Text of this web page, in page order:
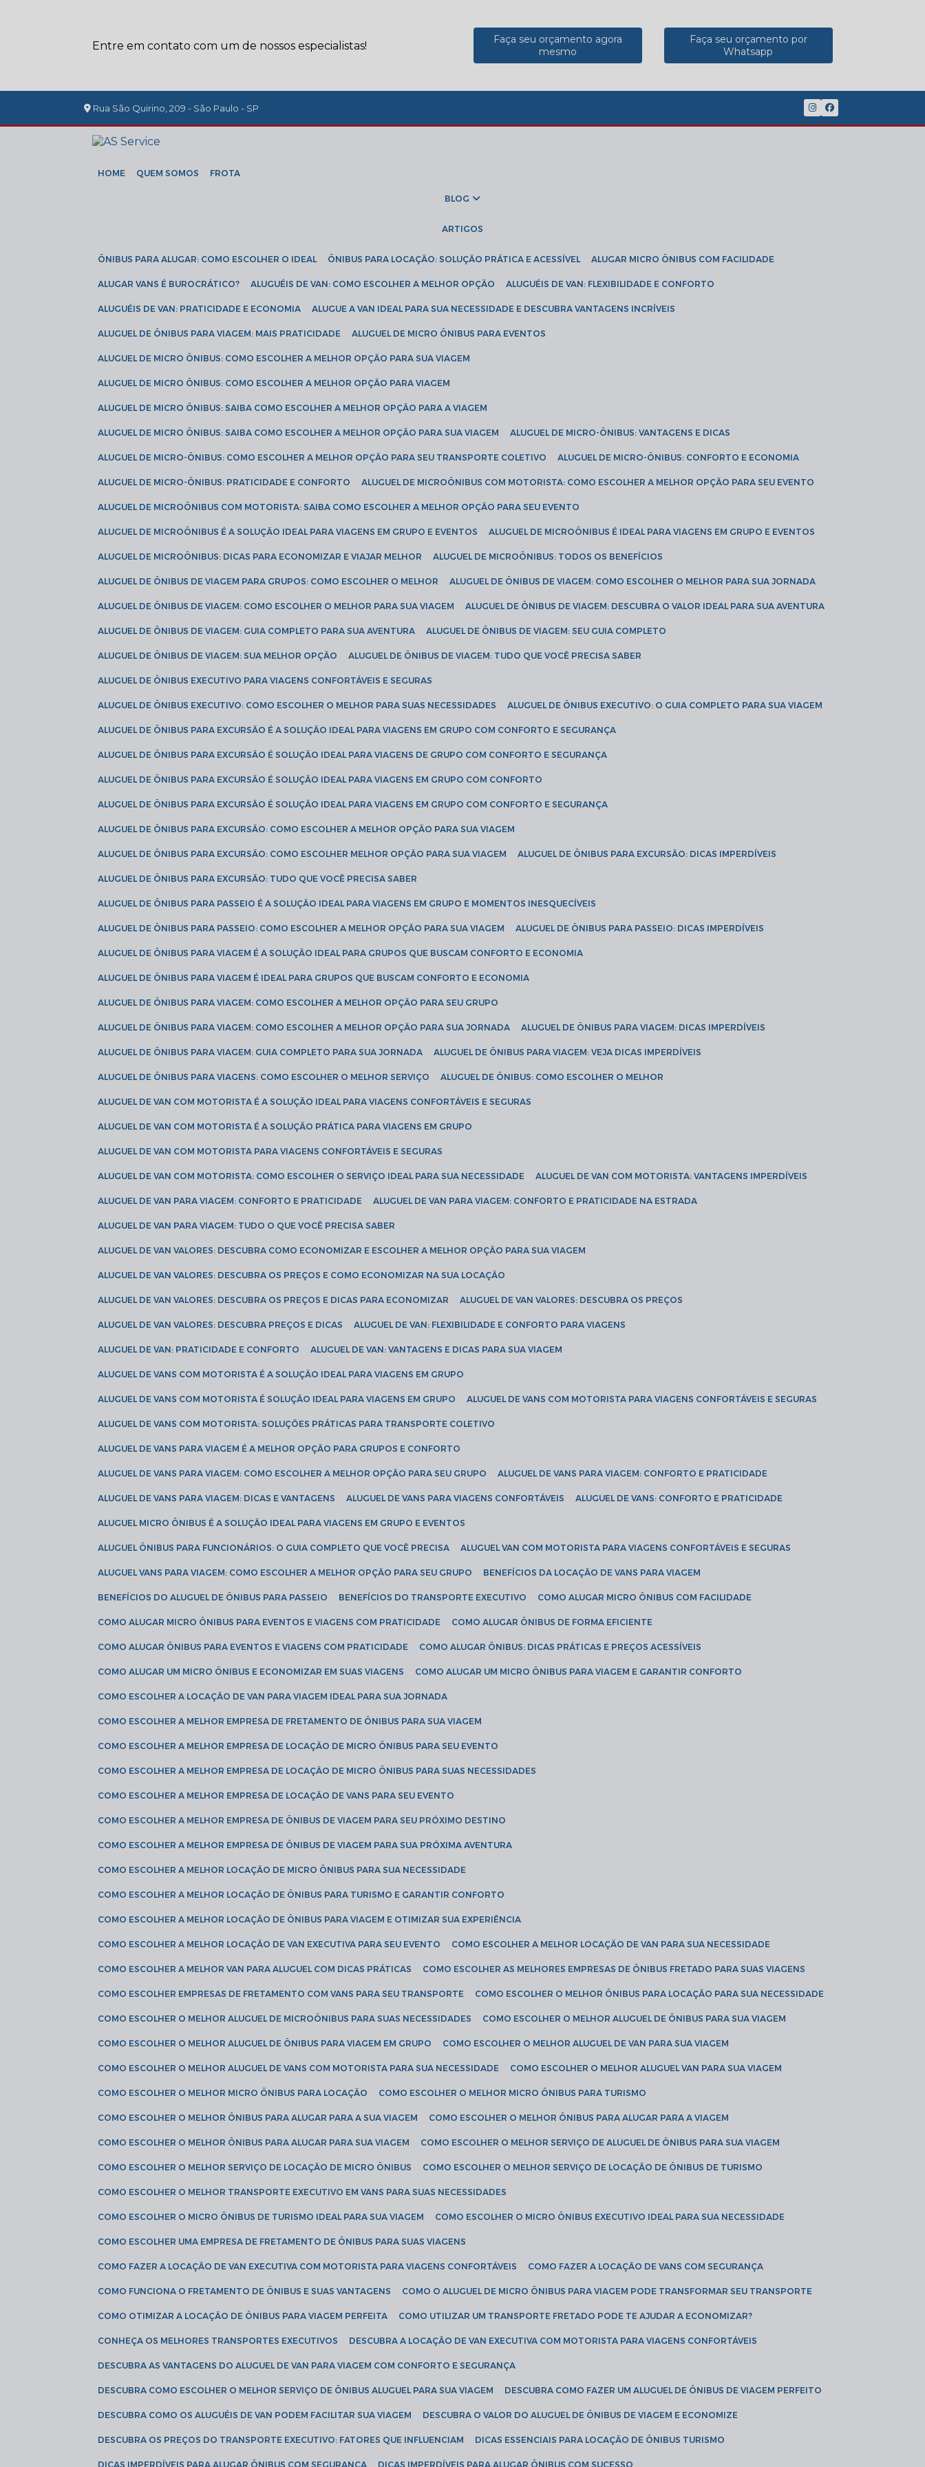
Entre em contato com um de nossos especialistas!
Faça seu orçamento agora
mesmo
Faça seu orçamento por
Whatsapp
Rua São Quirino, 209 - São Paulo - SP
HOME QUEM SOMOS FROTA
BLOG
ARTIGOS
ÔNIBUS PARA ALUGAR: COMO ESCOLHER O IDEAL ÔNIBUS PARA LOCAÇÃO: SOLUÇÃO PRÁTICA E ACESSÍVEL ALUGAR MICRO ÔNIBUS COM FACILIDADE
ALUGAR VANS É BUROCRÁTICO? ALUGUÉIS DE VAN: COMO ESCOLHER A MELHOR OPÇÃO ALUGUÉIS DE VAN: FLEXIBILIDADE E CONFORTO
ALUGUÉIS DE VAN: PRATICIDADE E ECONOMIA ALUGUE A VAN IDEAL PARA SUA NECESSIDADE E DESCUBRA VANTAGENS INCRÍVEIS
ALUGUEL DE ÔNIBUS PARA VIAGEM: MAIS PRATICIDADE ALUGUEL DE MICRO ÔNIBUS PARA EVENTOS
ALUGUEL DE MICRO ÔNIBUS: COMO ESCOLHER A MELHOR OPÇÃO PARA SUA VIAGEM
ALUGUEL DE MICRO ÔNIBUS: COMO ESCOLHER A MELHOR OPÇÃO PARA VIAGEM
ALUGUEL DE MICRO ÔNIBUS: SAIBA COMO ESCOLHER A MELHOR OPÇÃO PARA A VIAGEM
ALUGUEL DE MICRO ÔNIBUS: SAIBA COMO ESCOLHER A MELHOR OPÇÃO PARA SUA VIAGEM ALUGUEL DE MICRO-ÔNIBUS: VANTAGENS E DICAS
ALUGUEL DE MICRO-ÔNIBUS: COMO ESCOLHER A MELHOR OPÇÃO PARA SEU TRANSPORTE COLETIVO ALUGUEL DE MICRO-ÔNIBUS: CONFORTO E ECONOMIA
ALUGUEL DE MICRO-ÔNIBUS: PRATICIDADE E CONFORTO ALUGUEL DE MICROÔNIBUS COM MOTORISTA: COMO ESCOLHER A MELHOR OPÇÃO PARA SEU EVENTO
ALUGUEL DE MICROÔNIBUS COM MOTORISTA: SAIBA COMO ESCOLHER A MELHOR OPÇÃO PARA SEU EVENTO
ALUGUEL DE MICROÔNIBUS É A SOLUÇÃO IDEAL PARA VIAGENS EM GRUPO E EVENTOS ALUGUEL DE MICROÔNIBUS É IDEAL PARA VIAGENS EM GRUPO E EVENTOS
ALUGUEL DE MICROÔNIBUS: DICAS PARA ECONOMIZAR E VIAJAR MELHOR ALUGUEL DE MICROÔNIBUS: TODOS OS BENEFÍCIOS
ALUGUEL DE ÔNIBUS DE VIAGEM PARA GRUPOS: COMO ESCOLHER O MELHOR ALUGUEL DE ÔNIBUS DE VIAGEM: COMO ESCOLHER O MELHOR PARA SUA JORNADA
ALUGUEL DE ÔNIBUS DE VIAGEM: COMO ESCOLHER O MELHOR PARA SUA VIAGEM ALUGUEL DE ÔNIBUS DE VIAGEM: DESCUBRA O VALOR IDEAL PARA SUA AVENTURA
ALUGUEL DE ÔNIBUS DE VIAGEM: GUIA COMPLETO PARA SUA AVENTURA ALUGUEL DE ÔNIBUS DE VIAGEM: SEU GUIA COMPLETO
ALUGUEL DE ÔNIBUS DE VIAGEM: SUA MELHOR OPÇÃO ALUGUEL DE ÔNIBUS DE VIAGEM: TUDO QUE VOCÊ PRECISA SABER
ALUGUEL DE ÔNIBUS EXECUTIVO PARA VIAGENS CONFORTÁVEIS E SEGURAS
ALUGUEL DE ÔNIBUS EXECUTIVO: COMO ESCOLHER O MELHOR PARA SUAS NECESSIDADES ALUGUEL DE ÔNIBUS EXECUTIVO: O GUIA COMPLETO PARA SUA VIAGEM
ALUGUEL DE ÔNIBUS PARA EXCURSÃO É A SOLUÇÃO IDEAL PARA VIAGENS EM GRUPO COM CONFORTO E SEGURANÇA
ALUGUEL DE ÔNIBUS PARA EXCURSÃO É SOLUÇÃO IDEAL PARA VIAGENS DE GRUPO COM CONFORTO E SEGURANÇA
ALUGUEL DE ÔNIBUS PARA EXCURSÃO É SOLUÇÃO IDEAL PARA VIAGENS EM GRUPO COM CONFORTO
ALUGUEL DE ÔNIBUS PARA EXCURSÃO É SOLUÇÃO IDEAL PARA VIAGENS EM GRUPO COM CONFORTO E SEGURANÇA
ALUGUEL DE ÔNIBUS PARA EXCURSÃO: COMO ESCOLHER A MELHOR OPÇÃO PARA SUA VIAGEM
ALUGUEL DE ÔNIBUS PARA EXCURSÃO: COMO ESCOLHER MELHOR OPÇÃO PARA SUA VIAGEM ALUGUEL DE ÔNIBUS PARA EXCURSÃO: DICAS IMPERDÍVEIS
ALUGUEL DE ÔNIBUS PARA EXCURSÃO: TUDO QUE VOCÊ PRECISA SABER
ALUGUEL DE ÔNIBUS PARA PASSEIO É A SOLUÇÃO IDEAL PARA VIAGENS EM GRUPO E MOMENTOS INESQUECÍVEIS
ALUGUEL DE ÔNIBUS PARA PASSEIO: COMO ESCOLHER A MELHOR OPÇÃO PARA SUA VIAGEM ALUGUEL DE ÔNIBUS PARA PASSEIO: DICAS IMPERDÍVEIS
ALUGUEL DE ÔNIBUS PARA VIAGEM É A SOLUÇÃO IDEAL PARA GRUPOS QUE BUSCAM CONFORTO E ECONOMIA
ALUGUEL DE ÔNIBUS PARA VIAGEM É IDEAL PARA GRUPOS QUE BUSCAM CONFORTO E ECONOMIA
ALUGUEL DE ÔNIBUS PARA VIAGEM: COMO ESCOLHER A MELHOR OPÇÃO PARA SEU GRUPO
ALUGUEL DE ÔNIBUS PARA VIAGEM: COMO ESCOLHER A MELHOR OPÇÃO PARA SUA JORNADA ALUGUEL DE ÔNIBUS PARA VIAGEM: DICAS IMPERDÍVEIS
ALUGUEL DE ÔNIBUS PARA VIAGEM: GUIA COMPLETO PARA SUA JORNADA ALUGUEL DE ÔNIBUS PARA VIAGEM: VEJA DICAS IMPERDÍVEIS
ALUGUEL DE ÔNIBUS PARA VIAGENS: COMO ESCOLHER O MELHOR SERVIÇO ALUGUEL DE ÔNIBUS: COMO ESCOLHER O MELHOR
ALUGUEL DE VAN COM MOTORISTA É A SOLUÇÃO IDEAL PARA VIAGENS CONFORTÁVEIS E SEGURAS
ALUGUEL DE VAN COM MOTORISTA É A SOLUÇÃO PRÁTICA PARA VIAGENS EM GRUPO
ALUGUEL DE VAN COM MOTORISTA PARA VIAGENS CONFORTÁVEIS E SEGURAS
ALUGUEL DE VAN COM MOTORISTA: COMO ESCOLHER O SERVIÇO IDEAL PARA SUA NECESSIDADE ALUGUEL DE VAN COM MOTORISTA: VANTAGENS IMPERDÍVEIS
ALUGUEL DE VAN PARA VIAGEM: CONFORTO E PRATICIDADE ALUGUEL DE VAN PARA VIAGEM: CONFORTO E PRATICIDADE NA ESTRADA
ALUGUEL DE VAN PARA VIAGEM: TUDO O QUE VOCÊ PRECISA SABER
ALUGUEL DE VAN VALORES: DESCUBRA COMO ECONOMIZAR E ESCOLHER A MELHOR OPÇÃO PARA SUA VIAGEM
ALUGUEL DE VAN VALORES: DESCUBRA OS PREÇOS E COMO ECONOMIZAR NA SUA LOCAÇÃO
ALUGUEL DE VAN VALORES: DESCUBRA OS PREÇOS E DICAS PARA ECONOMIZAR ALUGUEL DE VAN VALORES: DESCUBRA OS PREÇOS
ALUGUEL DE VAN VALORES: DESCUBRA PREÇOS E DICAS ALUGUEL DE VAN: FLEXIBILIDADE E CONFORTO PARA VIAGENS
ALUGUEL DE VAN: PRATICIDADE E CONFORTO ALUGUEL DE VAN: VANTAGENS E DICAS PARA SUA VIAGEM
ALUGUEL DE VANS COM MOTORISTA É A SOLUÇÃO IDEAL PARA VIAGENS EM GRUPO
ALUGUEL DE VANS COM MOTORISTA É SOLUÇÃO IDEAL PARA VIAGENS EM GRUPO ALUGUEL DE VANS COM MOTORISTA PARA VIAGENS CONFORTÁVEIS E SEGURAS
ALUGUEL DE VANS COM MOTORISTA: SOLUÇÕES PRÁTICAS PARA TRANSPORTE COLETIVO
ALUGUEL DE VANS PARA VIAGEM É A MELHOR OPÇÃO PARA GRUPOS E CONFORTO
ALUGUEL DE VANS PARA VIAGEM: COMO ESCOLHER A MELHOR OPÇÃO PARA SEU GRUPO ALUGUEL DE VANS PARA VIAGEM: CONFORTO E PRATICIDADE
ALUGUEL DE VANS PARA VIAGEM: DICAS E VANTAGENS ALUGUEL DE VANS PARA VIAGENS CONFORTÁVEIS ALUGUEL DE VANS: CONFORTO E PRATICIDADE
ALUGUEL MICRO ÔNIBUS É A SOLUÇÃO IDEAL PARA VIAGENS EM GRUPO E EVENTOS
ALUGUEL ÔNIBUS PARA FUNCIONÁRIOS: O GUIA COMPLETO QUE VOCÊ PRECISA ALUGUEL VAN COM MOTORISTA PARA VIAGENS CONFORTÁVEIS E SEGURAS
ALUGUEL VANS PARA VIAGEM: COMO ESCOLHER A MELHOR OPÇÃO PARA SEU GRUPO BENEFÍCIOS DA LOCAÇÃO DE VANS PARA VIAGEM
BENEFÍCIOS DO ALUGUEL DE ÔNIBUS PARA PASSEIO BENEFÍCIOS DO TRANSPORTE EXECUTIVO COMO ALUGAR MICRO ÔNIBUS COM FACILIDADE
COMO ALUGAR MICRO ÔNIBUS PARA EVENTOS E VIAGENS COM PRATICIDADE COMO ALUGAR ÔNIBUS DE FORMA EFICIENTE
COMO ALUGAR ÔNIBUS PARA EVENTOS E VIAGENS COM PRATICIDADE COMO ALUGAR ÔNIBUS: DICAS PRÁTICAS E PREÇOS ACESSÍVEIS
COMO ALUGAR UM MICRO ÔNIBUS E ECONOMIZAR EM SUAS VIAGENS COMO ALUGAR UM MICRO ÔNIBUS PARA VIAGEM E GARANTIR CONFORTO
COMO ESCOLHER A LOCAÇÃO DE VAN PARA VIAGEM IDEAL PARA SUA JORNADA
COMO ESCOLHER A MELHOR EMPRESA DE FRETAMENTO DE ÔNIBUS PARA SUA VIAGEM
COMO ESCOLHER A MELHOR EMPRESA DE LOCAÇÃO DE MICRO ÔNIBUS PARA SEU EVENTO
COMO ESCOLHER A MELHOR EMPRESA DE LOCAÇÃO DE MICRO ÔNIBUS PARA SUAS NECESSIDADES
COMO ESCOLHER A MELHOR EMPRESA DE LOCAÇÃO DE VANS PARA SEU EVENTO
COMO ESCOLHER A MELHOR EMPRESA DE ÔNIBUS DE VIAGEM PARA SEU PRÓXIMO DESTINO
COMO ESCOLHER A MELHOR EMPRESA DE ÔNIBUS DE VIAGEM PARA SUA PRÓXIMA AVENTURA
COMO ESCOLHER A MELHOR LOCAÇÃO DE MICRO ÔNIBUS PARA SUA NECESSIDADE
COMO ESCOLHER A MELHOR LOCAÇÃO DE ÔNIBUS PARA TURISMO E GARANTIR CONFORTO
COMO ESCOLHER A MELHOR LOCAÇÃO DE ÔNIBUS PARA VIAGEM E OTIMIZAR SUA EXPERIÊNCIA
COMO ESCOLHER A MELHOR LOCAÇÃO DE VAN EXECUTIVA PARA SEU EVENTO COMO ESCOLHER A MELHOR LOCAÇÃO DE VAN PARA SUA NECESSIDADE
COMO ESCOLHER A MELHOR VAN PARA ALUGUEL COM DICAS PRÁTICAS COMO ESCOLHER AS MELHORES EMPRESAS DE ÔNIBUS FRETADO PARA SUAS VIAGENS
COMO ESCOLHER EMPRESAS DE FRETAMENTO COM VANS PARA SEU TRANSPORTE COMO ESCOLHER O MELHOR ÔNIBUS PARA LOCAÇÃO PARA SUA NECESSIDADE
COMO ESCOLHER O MELHOR ALUGUEL DE MICROÔNIBUS PARA SUAS NECESSIDADES COMO ESCOLHER O MELHOR ALUGUEL DE ÔNIBUS PARA SUA VIAGEM
COMO ESCOLHER O MELHOR ALUGUEL DE ÔNIBUS PARA VIAGEM EM GRUPO COMO ESCOLHER O MELHOR ALUGUEL DE VAN PARA SUA VIAGEM
COMO ESCOLHER O MELHOR ALUGUEL DE VANS COM MOTORISTA PARA SUA NECESSIDADE COMO ESCOLHER O MELHOR ALUGUEL VAN PARA SUA VIAGEM
COMO ESCOLHER O MELHOR MICRO ÔNIBUS PARA LOCAÇÃO COMO ESCOLHER O MELHOR MICRO ÔNIBUS PARA TURISMO
COMO ESCOLHER O MELHOR ÔNIBUS PARA ALUGAR PARA A SUA VIAGEM COMO ESCOLHER O MELHOR ÔNIBUS PARA ALUGAR PARA A VIAGEM
COMO ESCOLHER O MELHOR ÔNIBUS PARA ALUGAR PARA SUA VIAGEM COMO ESCOLHER O MELHOR SERVIÇO DE ALUGUEL DE ÔNIBUS PARA SUA VIAGEM
COMO ESCOLHER O MELHOR SERVIÇO DE LOCAÇÃO DE MICRO ÔNIBUS COMO ESCOLHER O MELHOR SERVIÇO DE LOCAÇÃO DE ÔNIBUS DE TURISMO
COMO ESCOLHER O MELHOR TRANSPORTE EXECUTIVO EM VANS PARA SUAS NECESSIDADES
COMO ESCOLHER O MICRO ÔNIBUS DE TURISMO IDEAL PARA SUA VIAGEM COMO ESCOLHER O MICRO ÔNIBUS EXECUTIVO IDEAL PARA SUA NECESSIDADE
COMO ESCOLHER UMA EMPRESA DE FRETAMENTO DE ÔNIBUS PARA SUAS VIAGENS
COMO FAZER A LOCAÇÃO DE VAN EXECUTIVA COM MOTORISTA PARA VIAGENS CONFORTÁVEIS COMO FAZER A LOCAÇÃO DE VANS COM SEGURANÇA
COMO FUNCIONA O FRETAMENTO DE ÔNIBUS E SUAS VANTAGENS COMO O ALUGUEL DE MICRO ÔNIBUS PARA VIAGEM PODE TRANSFORMAR SEU TRANSPORTE
COMO OTIMIZAR A LOCAÇÃO DE ÔNIBUS PARA VIAGEM PERFEITA COMO UTILIZAR UM TRANSPORTE FRETADO PODE TE AJUDAR A ECONOMIZAR?
CONHEÇA OS MELHORES TRANSPORTES EXECUTIVOS DESCUBRA A LOCAÇÃO DE VAN EXECUTIVA COM MOTORISTA PARA VIAGENS CONFORTÁVEIS
DESCUBRA AS VANTAGENS DO ALUGUEL DE VAN PARA VIAGEM COM CONFORTO E SEGURANÇA
DESCUBRA COMO ESCOLHER O MELHOR SERVIÇO DE ÔNIBUS ALUGUEL PARA SUA VIAGEM DESCUBRA COMO FAZER UM ALUGUEL DE ÔNIBUS DE VIAGEM PERFEITO
DESCUBRA COMO OS ALUGUÉIS DE VAN PODEM FACILITAR SUA VIAGEM DESCUBRA O VALOR DO ALUGUEL DE ÔNIBUS DE VIAGEM E ECONOMIZE
DESCUBRA OS PREÇOS DO TRANSPORTE EXECUTIVO: FATORES QUE INFLUENCIAM DICAS ESSENCIAIS PARA LOCAÇÃO DE ÔNIBUS TURISMO
DICAS IMPERDÍVEIS PARA ALUGAR ÔNIBUS COM SEGURANÇA DICAS IMPERDÍVEIS PARA ALUGAR ÔNIBUS COM SUCESSO